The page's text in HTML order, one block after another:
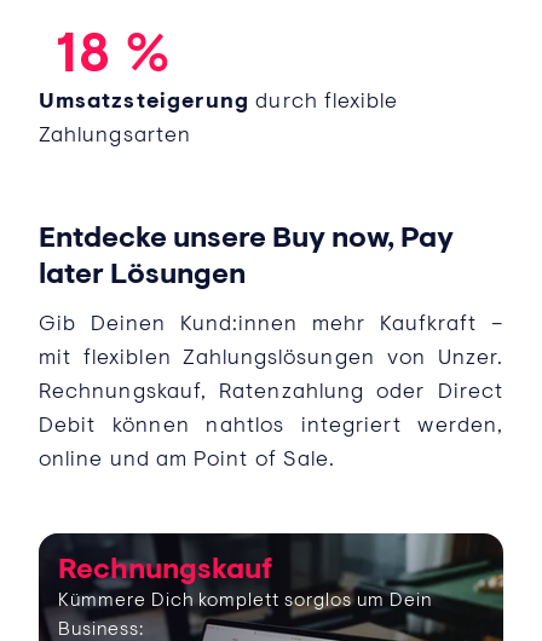
18 %
Umsatzsteigerung durch flexible
Zahlungsarten
Entdecke unsere Buy now, Pay
later Lösungen
Gib Deinen Kund:innen mehr Kaufkraft –
mit flexiblen Zahlungslösungen von Unzer.
Rechnungskauf, Ratenzahlung oder Direct
Debit können nahtlos integriert werden,
online und am Point of Sale.
Rechnungskauf
Kümmere Dich komplett sorglos um Dein
Business: